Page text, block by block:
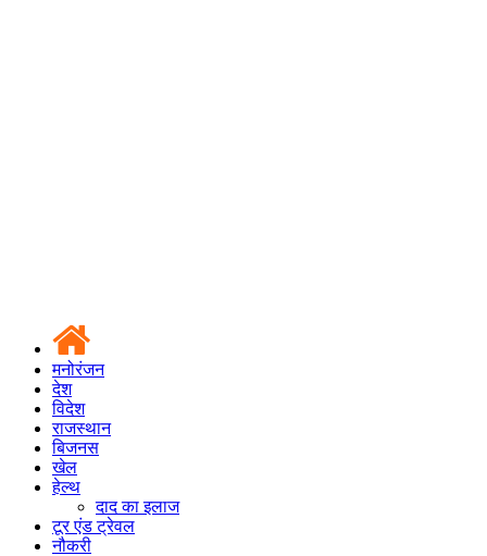
मनोरंजन
देश
विदेश
राजस्थान
बिजनस
खेल
हेल्थ
दाद का इलाज
टूर एंड ट्रेवल
नौकरी